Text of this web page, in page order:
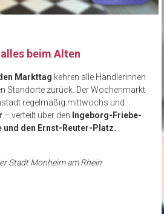
beim Alten
Markttag kehren alle Händlerinnen
Standorte zurück. Der Wochenmarkt
regelmäßig mittwochs und
– verteilt über den Ingeborg-Friebe-
den Ernst-Reuter-Platz.
Stadt Monheim am Rhein